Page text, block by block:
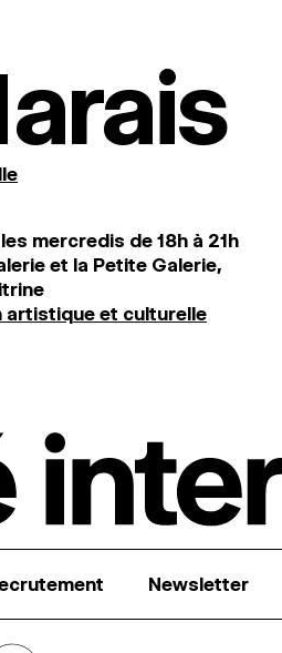
mercredis de 18h à 21h
et la Petite Galerie,
artistique et culturelle
Newsletter